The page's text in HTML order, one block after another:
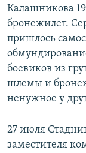
Калашникова
бронежилет.
пришлось
боевиков из
шлемы и
ненужное у
27 июля
заместителя